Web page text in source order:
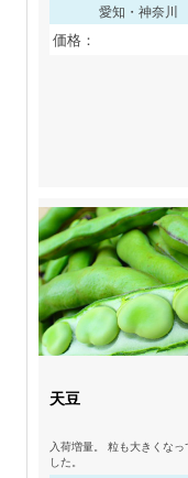
愛知・神奈川
価格：
天豆
入荷増量。 粒も大きくなっ
した。